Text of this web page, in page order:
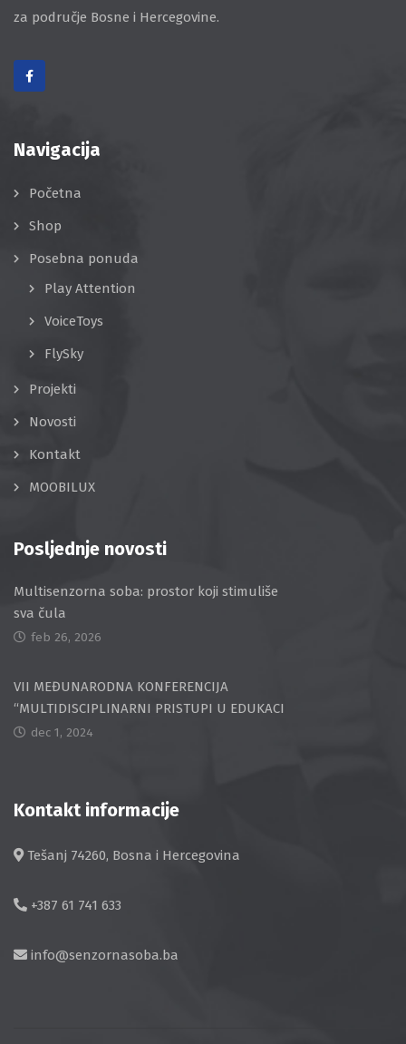
za područje Bosne i Hercegovine.
Navigacija
Početna
Shop
Posebna ponuda
Play Attention
VoiceToys
FlySky
Projekti
Novosti
Kontakt
MOOBILUX
Posljednje novosti
Multisenzorna soba: prostor koji stimuliše
sva čula
feb 26, 2026
VII MEĐUNARODNA KONFERENCIJA
“MULTIDISCIPLINARNI PRISTUPI U EDUKACI
dec 1, 2024
Kontakt informacije
Tešanj 74260, Bosna i Hercegovina
+387 61 741 633
info@senzornasoba.ba